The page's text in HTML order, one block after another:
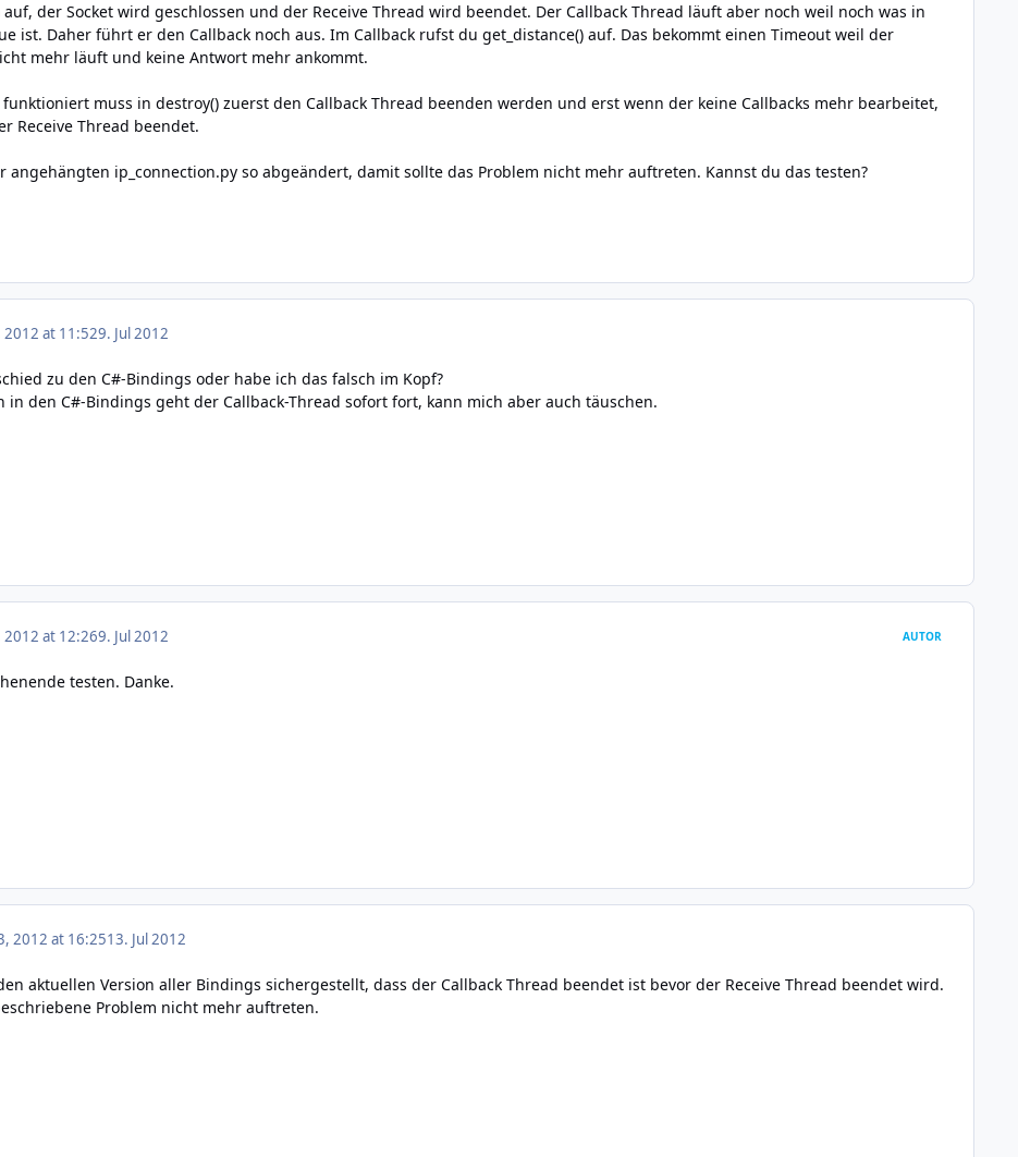
der Socket wird geschlossen und der Receive Thread wird beendet. Der Callback Thread läuft aber noch weil noch was in
ist. Daher führt er den Callback noch aus. Im Callback rufst du get_distance() auf. Das bekommt einen Timeout weil der
mehr läuft und keine Antwort mehr ankommt.
muss in destroy() zuerst den Callback Thread beenden werden und erst wenn der keine Callbacks mehr bearbeitet,
Receive Thread beendet.
angehängten ip_connection.py so abgeändert, damit sollte das Problem nicht mehr auftreten. Kannst du das testen?
2012 at 11:529. Jul 2012
zu den C#-Bindings oder habe ich das falsch im Kopf?
in den C#-Bindings geht der Callback-Thread sofort fort, kann mich aber auch täuschen.
2012 at 12:269. Jul 2012 AUTOR
testen. Danke.
2012 at 16:2513. Jul 2012
aktuellen Version aller Bindings sichergestellt, dass der Callback Thread beendet ist bevor der Receive Thread beendet wird.
Problem nicht mehr auftreten.